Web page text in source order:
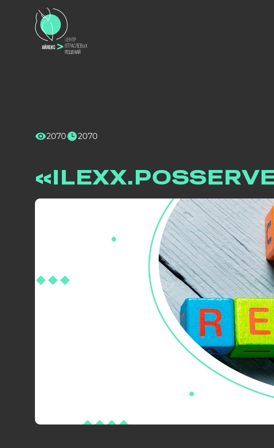
2070 2070
Дата выхода релиза
Новая функциональность,
Работа с торговым
Выгрузка в ЭВОТОР нулевой приходной
игнорирует записи с отрицательной
отрицательной (при продаже товаров в минус),